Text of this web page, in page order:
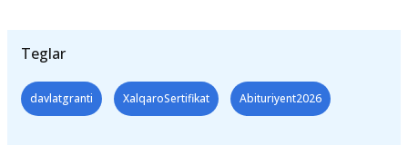
Teglar
davlatgranti XalqaroSertifikat Abituriyent2026